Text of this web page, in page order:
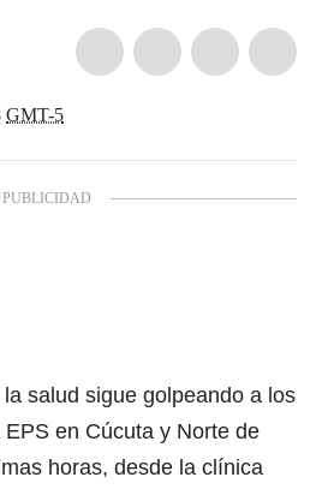
GMT-5
salud sigue golpeando a los
en Cúcuta y Norte de
horas, desde la clínica